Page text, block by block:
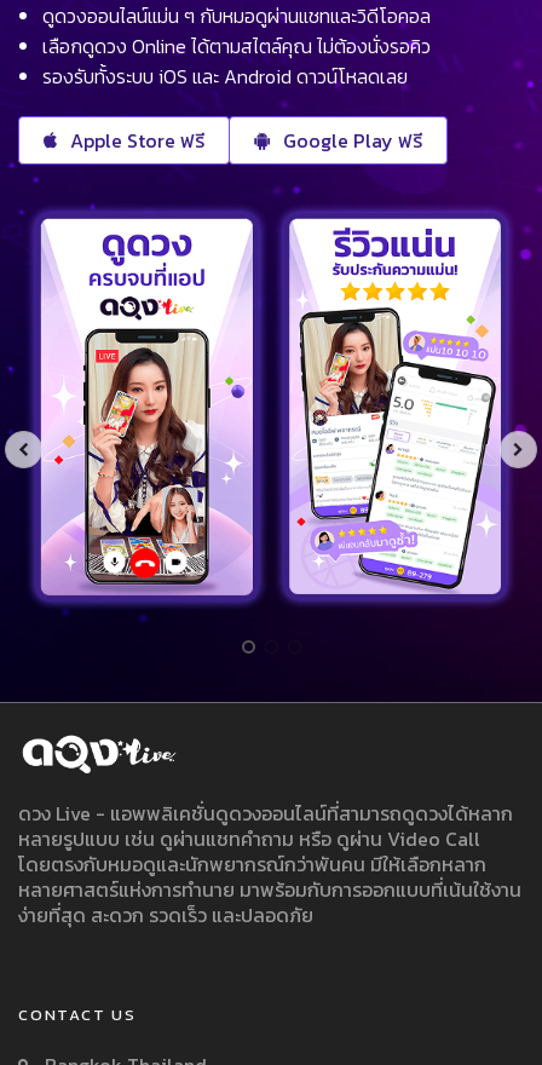
ดูดวงออนไลน์แม่น ๆ กับหมอดูผ่านแชทและวิดีโอคอล
เลือกดูดวง Online ได้ตามสไตล์คุณ ไม่ต้องนั่งรอคิว
รองรับทั้งระบบ iOS และ Android ดาวน์โหลดเลย
Apple Store ฟรี Google Play ฟรี
ดวง Live - แอพพลิเคชั่นดูดวงออนไลน์ที่สามารถดูดวงได้หลาก
หลายรูปแบบ เช่น ดูผ่านแชทคำถาม หรือ ดูผ่าน Video Call
โดยตรงกับหมอดูและนักพยากรณ์กว่าพันคน มีให้เลือกหลาก
หลายศาสตร์แห่งการทำนาย มาพร้อมกับการออกแบบที่เน้นใช้งาน
ง่ายที่สุด สะดวก รวดเร็ว และปลอดภัย
CONTACT US